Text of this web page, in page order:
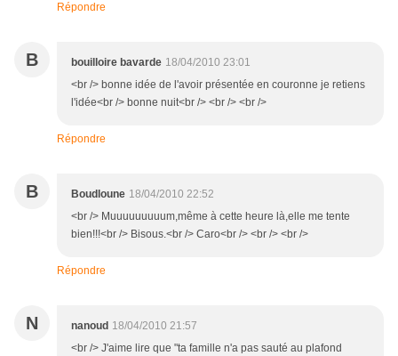
Répondre
B bouilloire bavarde 18/04/2010 23:01
<br /> bonne idée de l'avoir présentée en couronne je retiens
l'idée<br /> bonne nuit<br /> <br /> <br />
Répondre
B Boudloune 18/04/2010 22:52
<br /> Muuuuuuuuum,même à cette heure là,elle me tente
bien!!!<br /> Bisous.<br /> Caro<br /> <br /> <br />
Répondre
N nanoud 18/04/2010 21:57
<br /> J'aime lire que "ta famille n'a pas sauté au plafond